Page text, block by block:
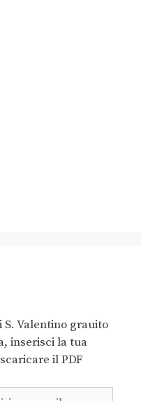
Valentino grauito
inserisci la tua
il PDF